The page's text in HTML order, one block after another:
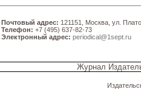
Почтовый адрес: 121151, Москва, ул.
Телефон: +7 (495) 637-82-73
Электронный адрес: periodical@1sept.ru
Журнал